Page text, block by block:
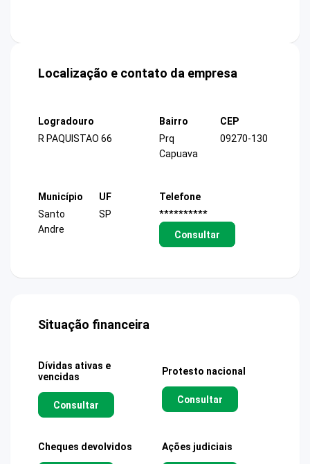
Localização e contato da empresa
Logradouro
R PAQUISTAO 66
Bairro
Prq
Capuava
CEP
09270-130
Município
Santo
Andre
UF
SP
Telefone
**********
Consultar
Situação financeira
Dívidas ativas e
vencidas
Consultar
Protesto nacional
Consultar
Cheques devolvidos Ações judiciais